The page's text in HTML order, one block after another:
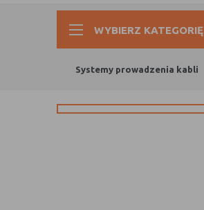
WYBIERZ KATEGORIĘ
Systemy prowadzenia kabli